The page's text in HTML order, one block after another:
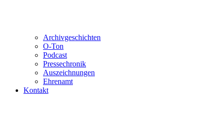
Archivgeschichten
O-Ton
Podcast
Pressechronik
Auszeichnungen
Ehrenamt
Kontakt